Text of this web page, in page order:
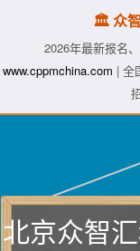
🏛️ 众智
2026年最新报名
www.cppmchina.com | 全
北京众智